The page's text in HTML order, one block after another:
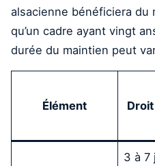
alsacienne bénéficiera du
qu’un cadre ayant vingt
durée du maintien peut
Élément
3 à 7